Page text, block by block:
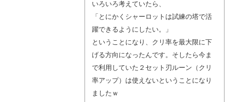
いろいろ考えていたら、
「とにかくシャーロットは試練の塔で活
躍できるようにしたい。」
ということになり、クリ率を最大限に下
げる方向になったんです。そしたら今ま
で利用していた２セット刃ルーン（クリ
率アップ）は使えないということになり
ましたｗ